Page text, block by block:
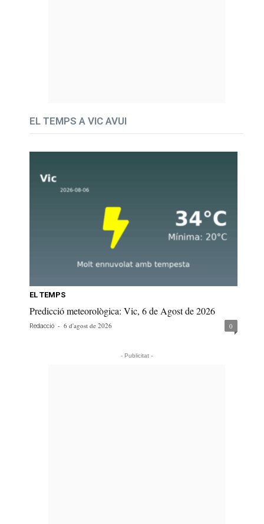
EL TEMPS A VIC AVUI
EL TEMPS
Predicció meteorològica: Vic, 6 de Agost de 2026
Redacció - 6 d'agost de 2026 0
- Publicitat -